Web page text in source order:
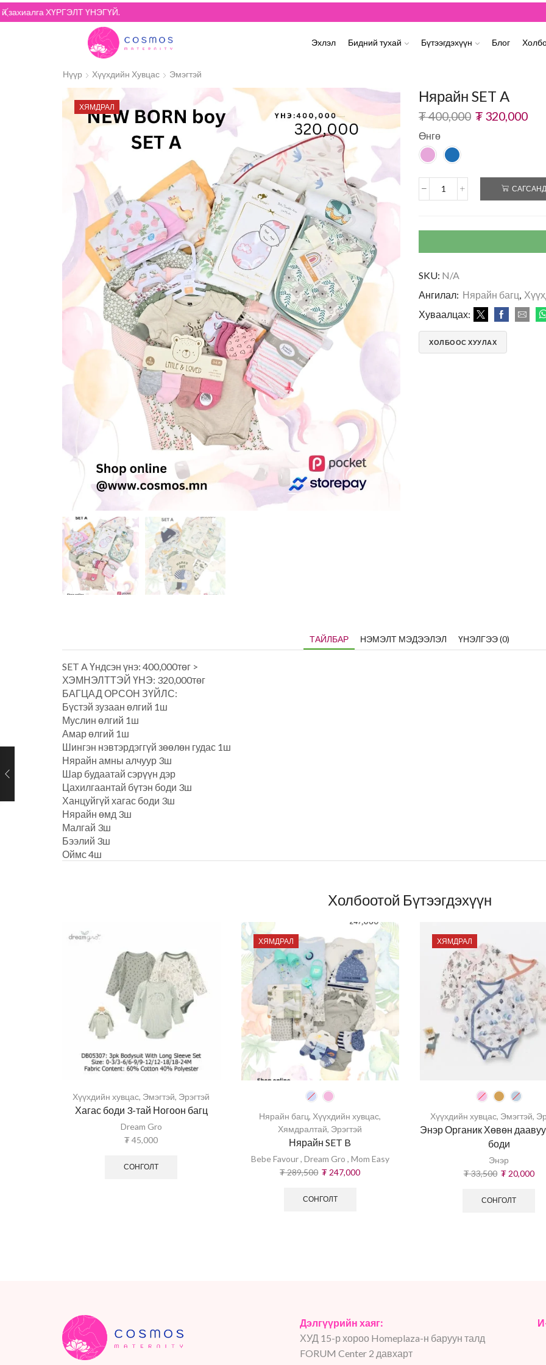
Эхлэл Бидний тухай Бүтээгдэхүүн Блог
Нүүр Хүүхдийн Хувцас Эмэгтэй
ХЯМДРАЛ
Нярайн SET A
₮400,000 ₮ 320,000
Өнгө
SKU: N/A
Ангилал: Нярайн багц,
Хуваалцах:
ХОЛБООС ХУУЛАХ
ТАЙЛБАР НЭМЭЛТ МЭДЭЭЛЭЛ ҮНЭЛГЭЭ (0)
SET A Үндсэн үнэ: 400,000төг >
ХЭМНЭЛТТЭЙ ҮНЭ: 320,000төг
БАГЦАД ОРСОН ЗҮЙЛС:
Бүстэй зузаан өлгий 1ш
Муслин өлгий 1ш
Амар өлгий 1ш
Шингэн нэвтэрдэггүй зөөлөн гудас 1ш
Нярайн амны алчуур 3ш
Шар будаатай сэрүүн дэр
Цахилгаантай бүтэн боди 3ш
Ханцуйгүй хагас боди 3ш
Нярайн өмд 3ш
Малгай 3ш
Бээлий 3ш
Оймс 4ш
Холбоотой Бүтээгдэхүүн
Хүүхдийн хувцас, Эмэгтэй, Эрэгтэй
Хагас боди 3-тай Ногоон багц
Dream Gro
₮45,000
СОНГОЛТ
ХЯМДРАЛ
Нярайн багц, Хүүхдийн хувцас,
Хямдралтай, Эрэгтэй
Нярайн SET B
Bebe Favour, Dream Gro , Mom Easy
₮289,500 ₮ 247,000
СОНГОЛТ
ХЯМДРАЛ
Хүүхдийн хувцас, Эмэгтэй,
Энэр Органик Хөвөн
боди
Энэр
₮33,500 ₮20,000
СОНГОЛТ
Дэлгүүрийн хаяг:
ХУД 15-р хороо Homeplaza-н баруун талд
FORUM Center 2 давхарт